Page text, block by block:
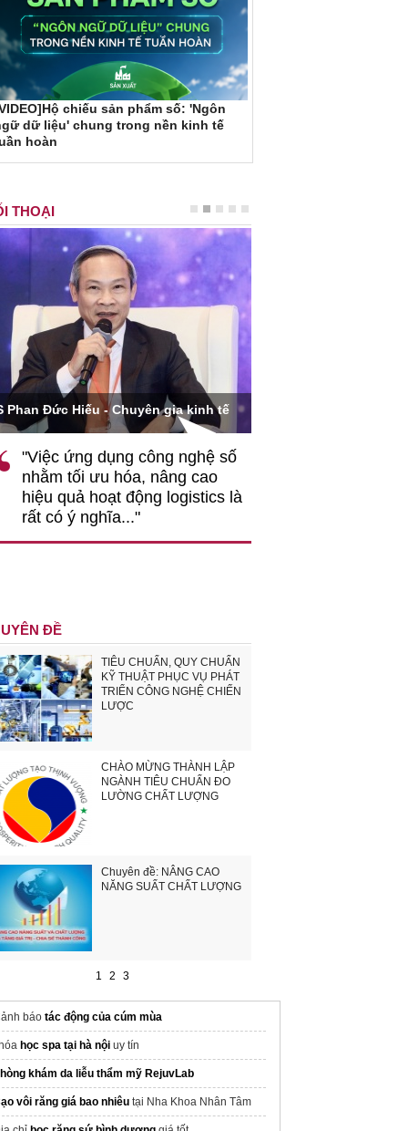
chiếu sản phẩm số: 'Ngôn
dữ liệu' chung trong nền kinh tế
hoàn
THOẠI
Phan Đức Hiếu - Chuyên gia kinh tế
"Việc ứng dụng công nghệ số
nhằm tối ưu hóa, nâng cao
hiệu quả hoạt động logistics là
rất có ý nghĩa..."
ĐỀ
TIÊU CHUẨN, QUY CHUẨN
KỸ THUẬT PHỤC VỤ PHÁT
TRIỂN CÔNG NGHỆ CHIẾN
LƯỢC
CHÀO MỪNG THÀNH LẬP
NGÀNH TIÊU CHUẨN ĐO
LƯỜNG CHẤT LƯỢNG
Chuyên đề: NÂNG CAO
NĂNG SUẤT CHẤT LƯỢNG
1 2 3
báo tác động của cúm mùa
học spa tại hà nội uy tín
khám da liễu thẩm mỹ RejuvLab
vôi răng giá bao nhiêu tại Nha Khoa Nhân Tâm